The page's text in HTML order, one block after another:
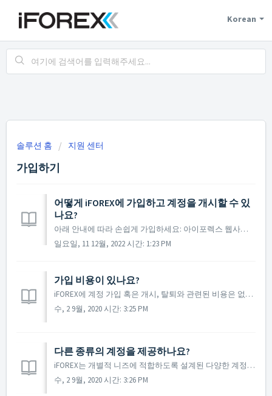
Korean
솔루션 홈 지원 센터
가입하기
어떻게 iFOREX에 가입하고 계정을 개시할 수 있
나요?
아래 안내에 따라 손쉽게 가입하세요: 아이포렉스 웹사이트에 접속해주세요. 화면 상단에 있는 "등록" 버튼을 클릭해주세요. 가입 양식 작성 후 거래 조건을 읽고 동의한 뒤 계속 진행합니다. 만약 가능하다면 소셜로그인을 통해 등록할 수도 있습니다. 추후 로...
일요일, 11 12월, 2022 시간: 1:23 PM
가입 비용이 있나요?
iFOREX에 계정 가입 혹은 개시, 탈퇴와 관련된 비용은 없습니다.
수, 2 9월, 2020 시간: 3:25 PM
다른 종류의 계정을 제공하나요?
iFOREX는 개별적 니즈에 적합하도록 설계된 다양한 계정을 제공합니다. 계정 유형과 당사의 최근 제안에 대한 자세한 사항은 고객 서비스센터에 문의하십시오.
수, 2 9월, 2020 시간: 3:26 PM